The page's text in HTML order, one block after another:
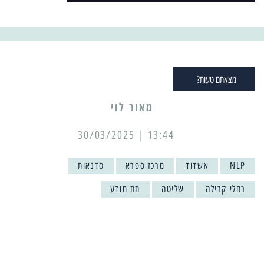
מצאתם טעות?
מאור לוי
13:44 | 30/03/2025
NLP אשדוד מרכז ספרא סדנאות
רחלי קרילה שליטה תת מודע